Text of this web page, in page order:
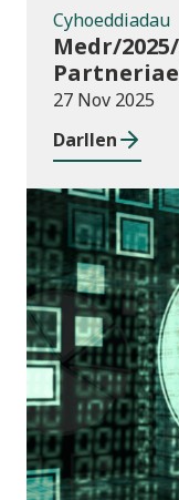
Cyhoeddiadau
Medr/
27 Nov 2025
Darllen